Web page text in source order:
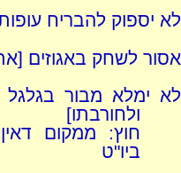
לא יספוק להבריח
אסור לשחק באגוזים
לא ימלא מבור בגלגל
ולחורבתו]
חוץ: ממקום
ביו"ט